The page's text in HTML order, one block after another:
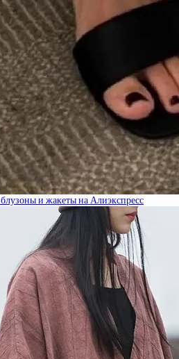
и жакеты на Алиэкспресс